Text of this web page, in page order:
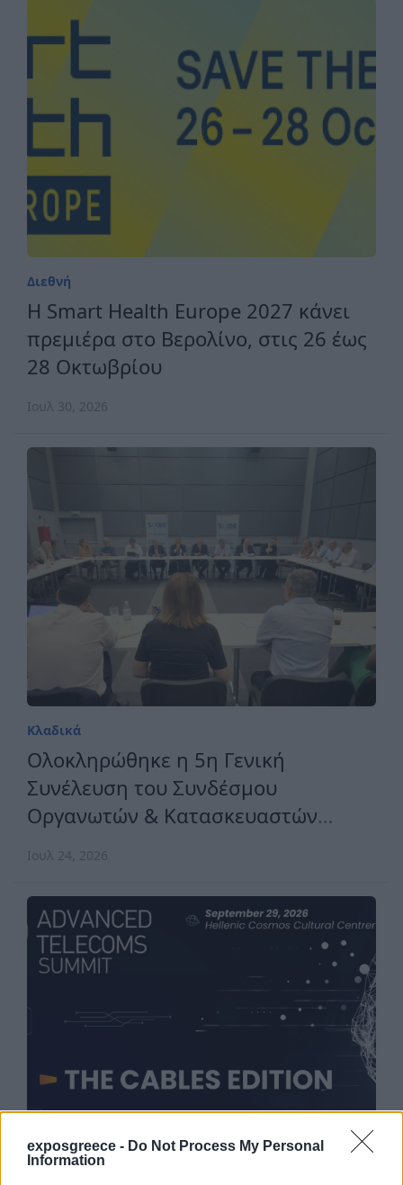
exposgreece - Do Not Process My Personal
Information
Διεθνή
H Smart Health Europe 2027 κάνει
πρεμιέρα στο Βερολίνο, στις 26 έως
28 Οκτωβρίου
Ιουλ 30, 2026
Κλαδικά
Ολοκληρώθηκε η 5η Γενική
Συνέλευση του Συνδέσμου
Οργανωτών & Κατασκευαστών
Εκθέσεων Ελλάδος
Ιουλ 24, 2026